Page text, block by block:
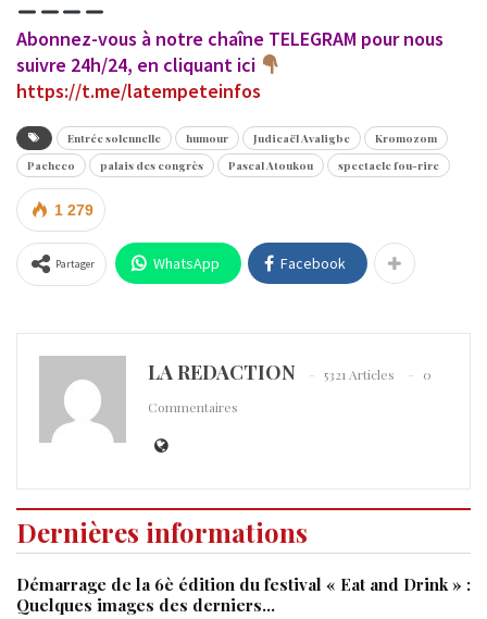
Abonnez-vous à notre chaîne TELEGRAM pour nous
suivre 24h/24, en cliquant ici
https://t.me/latempeteinfos
Entrée solennelle humour Judicaël Avaligbe
Kromozom
Pacheco
palais des congrès Pascal Atoukou spectacle fou-rire
1 279
Partager WhatsApp Facebook
LA REDACTION 5321 Articles
0
Commentaires
Dernières informations
Démarrage de la 6è édition du festival « Eat and Drink » :
Quelques images des derniers…